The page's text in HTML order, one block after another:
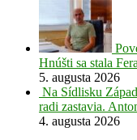
Hnúšti sa stala
5. augusta 2026
Na Sídlisku
radi zastavia.
4. augusta 2026